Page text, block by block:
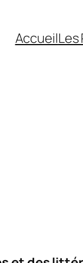
Accueil